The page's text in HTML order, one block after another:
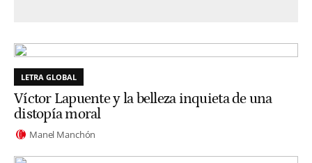
LETRA GLOBAL
Víctor Lapuente y la belleza inquieta de una
distopía moral
Manel Manchón